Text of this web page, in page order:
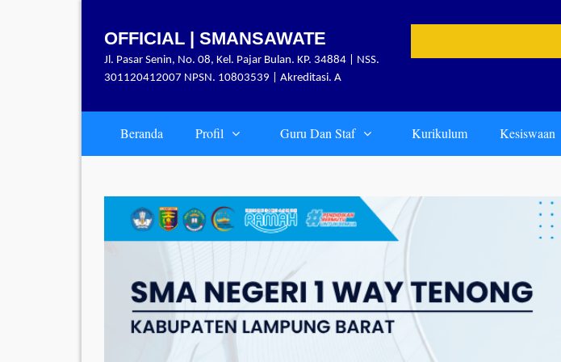
contentOFFICIAL | SMANSAWATE
Jl. Pasar Senin, No. 08, Kel. Pajar Bulan. KP. 34884 | NSS.
301120412007 NPSN. 10803539 | Akreditasi. A
Beranda Profil Guru Dan Staf Kurikulum Kesiswaan